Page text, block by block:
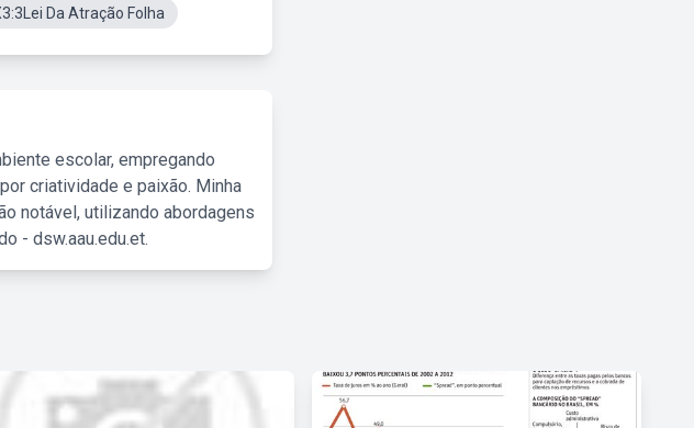
Da Atração Folha
escolar, empregando
criatividade e paixão. Minha
notável, utilizando abordagens
- dsw.aau.edu.et.